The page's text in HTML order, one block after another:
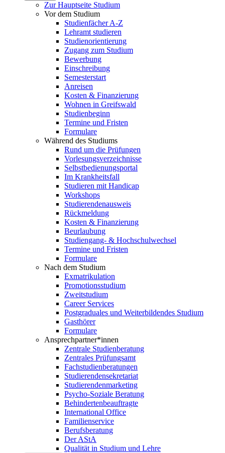
Zur Hauptseite Studium
Vor dem Studium
Studienfächer A-Z
Lehramt studieren
Studienorientierung
Zugang zum Studium
Bewerbung
Einschreibung
Semesterstart
Anreisen
Kosten & Finanzierung
Wohnen in Greifswald
Studienbeginn
Termine und Fristen
Formulare
Während des Studiums
Rund um die Prüfungen
Vorlesungsverzeichnisse
Selbstbedienungsportal
Im Krankheitsfall
Studieren mit Handicap
Workshops
Studierendenausweis
Rückmeldung
Kosten & Finanzierung
Beurlaubung
Studiengang- & Hochschulwechsel
Termine und Fristen
Formulare
Nach dem Studium
Exmatrikulation
Promotionsstudium
Zweitstudium
Career Services
Postgraduales und Weiterbildendes Studium
Gasthörer
Formulare
Ansprechpartner*innen
Zentrale Studienberatung
Zentrales Prüfungsamt
Fachstudienberatungen
Studierendensekretariat
Studierendenmarketing
Psycho-Soziale Beratung
Behindertenbeauftragte
International Office
Familienservice
Berufsberatung
Der AStA
Qualität in Studium und Lehre